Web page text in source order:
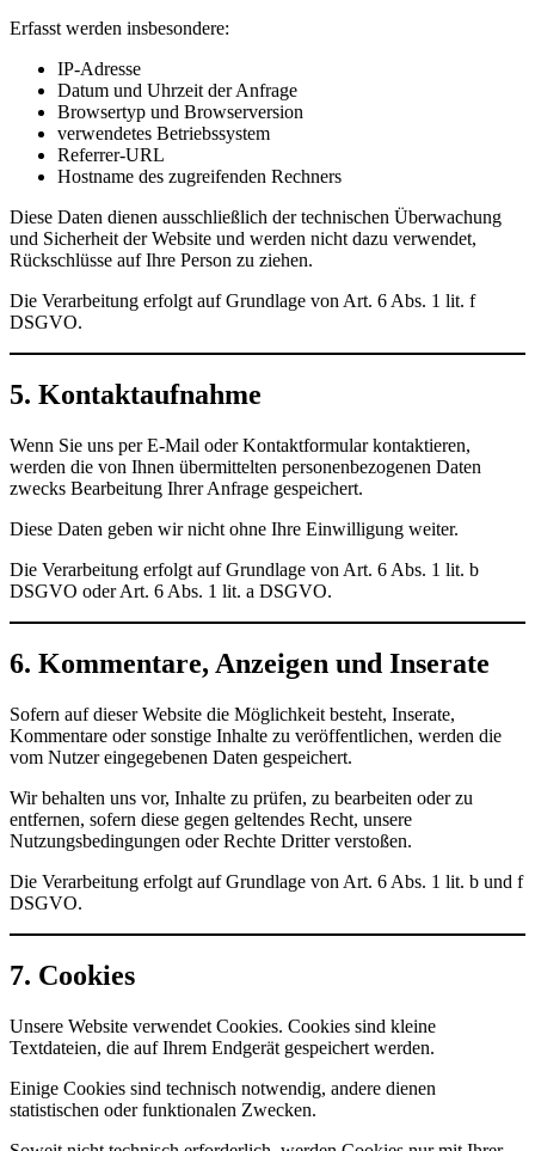
Erfasst werden insbesondere:
IP-Adresse
Datum und Uhrzeit der Anfrage
Browsertyp und Browserversion
verwendetes Betriebssystem
Referrer-URL
Hostname des zugreifenden Rechners
Diese Daten dienen ausschließlich der technischen Überwachung
und Sicherheit der Website und werden nicht dazu verwendet,
Rückschlüsse auf Ihre Person zu ziehen.
Die Verarbeitung erfolgt auf Grundlage von Art. 6 Abs. 1 lit. f
DSGVO.
5. Kontaktaufnahme
Wenn Sie uns per E-Mail oder Kontaktformular kontaktieren,
werden die von Ihnen übermittelten personenbezogenen Daten
zwecks Bearbeitung Ihrer Anfrage gespeichert.
Diese Daten geben wir nicht ohne Ihre Einwilligung weiter.
Die Verarbeitung erfolgt auf Grundlage von Art. 6 Abs. 1 lit. b
DSGVO oder Art. 6 Abs. 1 lit. a DSGVO.
6. Kommentare, Anzeigen und Inserate
Sofern auf dieser Website die Möglichkeit besteht, Inserate,
Kommentare oder sonstige Inhalte zu veröffentlichen, werden die
vom Nutzer eingegebenen Daten gespeichert.
Wir behalten uns vor, Inhalte zu prüfen, zu bearbeiten oder zu
entfernen, sofern diese gegen geltendes Recht, unsere
Nutzungsbedingungen oder Rechte Dritter verstoßen.
Die Verarbeitung erfolgt auf Grundlage von Art. 6 Abs. 1 lit. b und f
DSGVO.
7. Cookies
Unsere Website verwendet Cookies. Cookies sind kleine
Textdateien, die auf Ihrem Endgerät gespeichert werden.
Einige Cookies sind technisch notwendig, andere dienen
statistischen oder funktionalen Zwecken.